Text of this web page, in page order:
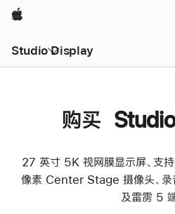
Apple
Studio Display
购买
27 英寸 5K 视网膜显示屏、支
像素 Center Stage 摄像头、录
及雷雳 5 端